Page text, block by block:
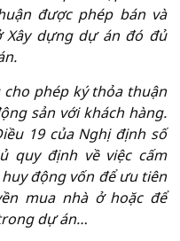
được phép bán và
Xây dựng dự án đó đủ
phép ký thỏa thuận
sản với khách hàng.
19 của Nghị định số
quy định về việc cấm
động vốn để ưu tiên
mua nhà ở hoặc để
dự án…